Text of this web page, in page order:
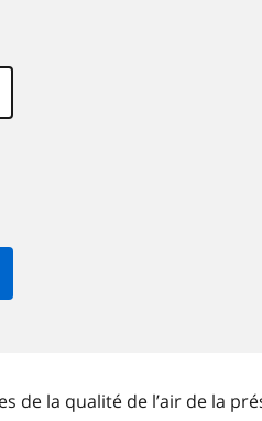
de la qualité de l’air de la